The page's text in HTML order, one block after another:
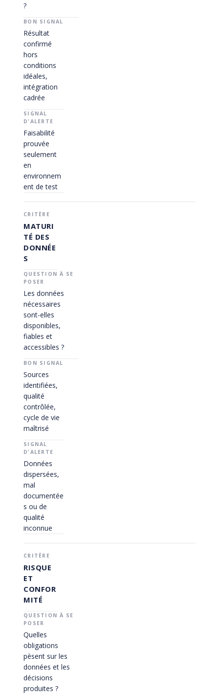
?
Résultat
confirmé
hors
conditions
idéales,
intégration
cadrée
Faisabilité
prouvée
seulement
en
environnem
ent de test
MATURI
TÉ DES
DONNÉE
S
Les données
nécessaires
sont-elles
disponibles,
fiables et
accessibles ?
Sources
identifiées,
qualité
contrôlée,
cycle de vie
maîtrisé
Données
dispersées,
mal
documentée
s ou de
qualité
inconnue
RISQUE
ET
CONFOR
MITÉ
Quelles
obligations
pèsent sur les
données et les
décisions
produites ?